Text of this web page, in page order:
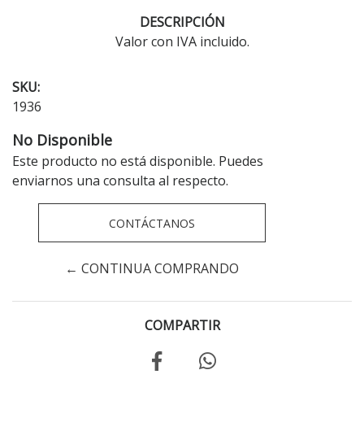
DESCRIPCIÓN
Valor con IVA incluido.
SKU:
1936
No Disponible
Este producto no está disponible. Puedes
enviarnos una consulta al respecto.
CONTÁCTANOS
← CONTINUA COMPRANDO
COMPARTIR